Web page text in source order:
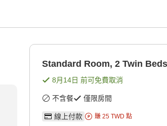
Standard Room, 2 Twin
8月14日 前可免費取消
不含餐 僅限房間
線上付款 賺 25 TWD 點